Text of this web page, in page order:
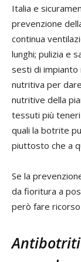
Italia e
prevenzione
continua
lunghi; pulizia e
sesti di
nutritiva per
nutritive della
tessuti più
quali la botrite
piuttosto che a
Se la
da fioritura a
però fare ricorso